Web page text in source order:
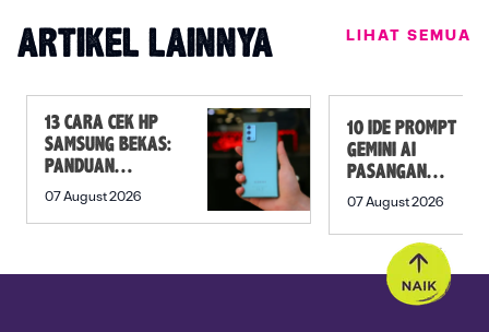
ARTIKEL LAINNYA LIHAT SEMUA
13 CARA CEK HP
SAMSUNG BEKAS:
PANDUAN
SEBELUM
07 August 2026
10 IDE PROMPT
GEMINI AI
PASANGAN
PREWEDDING
07 August 2026